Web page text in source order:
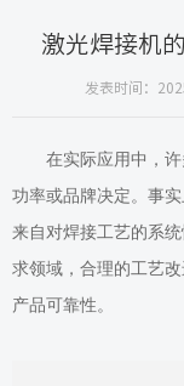
激光焊接机
发表时间：
在实际应用中，
功率或品牌决定。事
来自对焊接工艺的系
求领域，合理的工艺
产品可靠性。